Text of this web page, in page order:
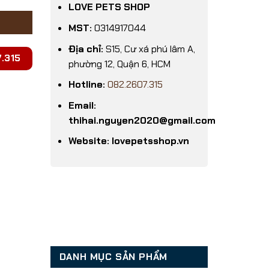
LOVE PETS SHOP
MST: 0314917044
Địa chỉ: S15, Cư xá phú lâm A,
phường 12, Quận 6, HCM
Hotline: 082.2607.315
Email:
thihai.nguyen2020@gmail.com
Website: lovepetsshop.vn
DANH MỤC SẢN PHẨM